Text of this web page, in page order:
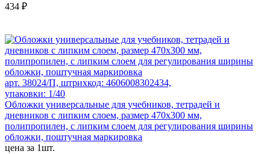
434 ₽
арт. 38024/П, штрихкод: 4606008302434,
упаковки: 1/40
Обложки универсальные для учебников, тетрадей и
дневников с липким слоем, размер 470х300 мм,
полипропилен, с липким слоем для регулирования ширины
обложки, поштучная маркировка
цена за 1шт.